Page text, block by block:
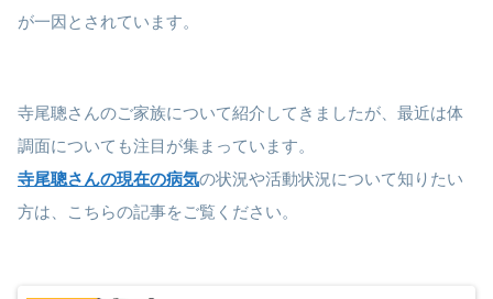
が一因とされています。
寺尾聰さんのご家族について紹介してきましたが、最近は体
調面についても注目が集まっています。
寺尾聰さんの現在の病気の状況や活動状況について知りたい
方は、こちらの記事をご覧ください。